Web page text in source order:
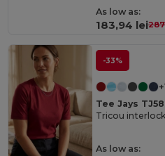
As low as:
183,94 lei
-33%
Tee Jays
Tricou
As low as: